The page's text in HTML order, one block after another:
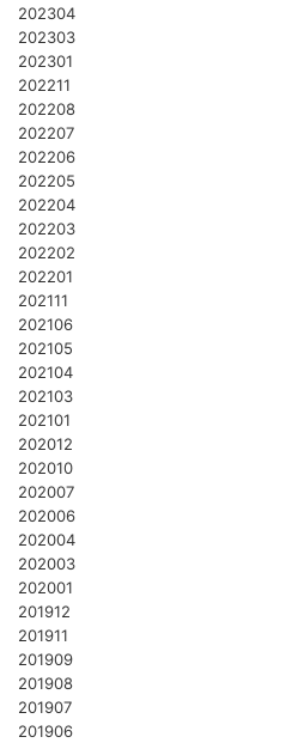
202304
202303
202301
202211
202208
202207
202206
202205
202204
202203
202202
202201
202111
202106
202105
202104
202103
202101
202012
202010
202007
202006
202004
202003
202001
201912
201911
201909
201908
201907
201906